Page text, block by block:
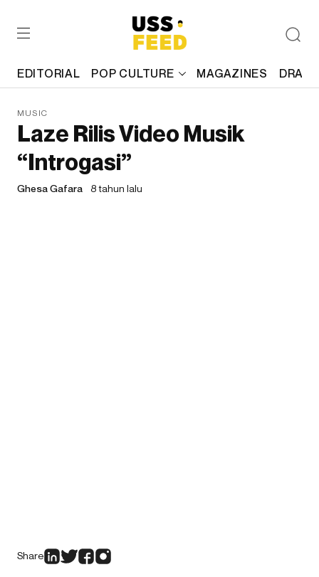
EDITORIAL POP CULTURE MAGAZINES
MUSIC
Laze Rilis Video Musik
“Introgasi”
Ghesa Gafara 8 tahun lalu
Share